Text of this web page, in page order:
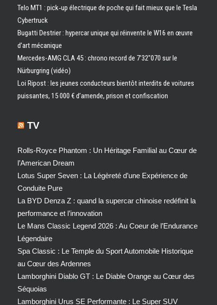
Telo MT1 : pick‑up électrique de poche qui fait mieux que le Tesla
Cybertruck
Bugatti Destrier : hypercar unique qui réinvente le W16 en œuvre
d’art mécanique
Mercedes-AMG CLA 45 : chrono record de 7’32″070 sur le
Nürburgring (vidéo)
Loi Ripost : les jeunes conducteurs bientôt interdits de voitures
puissantes, 15 000 € d’amende, prison et confiscation
TV
Rolls-Royce Phantom : Un Héritage Familial au Cœur de
l’American Dream
Lotus Super Seven : La Légèreté d’une Expérience de
Conduite Pure
La BYD Denza Z : quand la supercar chinoise redéfinit la
performance et l’innovation
Le Mans Classic Legend 2026 : Au Coeur de l’Endurance
Légendaire
Spa Classic : Le Temple du Sport Automobile Historique
au Cœur des Ardennes
Lamborghini Diablo GT : Le Diable Orange au Cœur des
Séquoias
Lamborghini Urus SE Performante : Le Super SUV